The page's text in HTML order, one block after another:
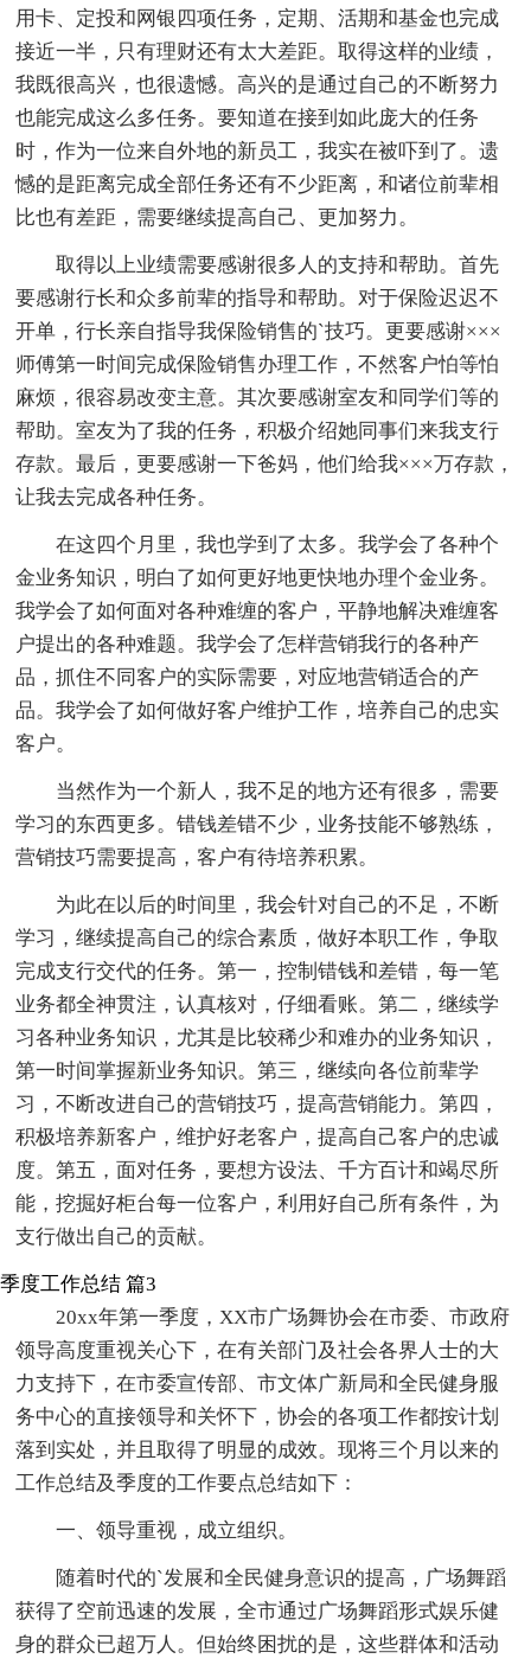
用卡、定投和网银四项任务，定期、活期和基金也完成
接近一半，只有理财还有太大差距。取得这样的业绩，
我既很高兴，也很遗憾。高兴的是通过自己的不断努力
也能完成这么多任务。要知道在接到如此庞大的任务
时，作为一位来自外地的新员工，我实在被吓到了。遗
憾的是距离完成全部任务还有不少距离，和诸位前辈相
比也有差距，需要继续提高自己、更加努力。
取得以上业绩需要感谢很多人的支持和帮助。首先
要感谢行长和众多前辈的指导和帮助。对于保险迟迟不
开单，行长亲自指导我保险销售的`技巧。更要感谢×××
师傅第一时间完成保险销售办理工作，不然客户怕等怕
麻烦，很容易改变主意。其次要感谢室友和同学们等的
帮助。室友为了我的任务，积极介绍她同事们来我支行
存款。最后，更要感谢一下爸妈，他们给我×××万存款，
让我去完成各种任务。
在这四个月里，我也学到了太多。我学会了各种个
金业务知识，明白了如何更好地更快地办理个金业务。
我学会了如何面对各种难缠的客户，平静地解决难缠客
户提出的各种难题。我学会了怎样营销我行的各种产
品，抓住不同客户的实际需要，对应地营销适合的产
品。我学会了如何做好客户维护工作，培养自己的忠实
客户。
当然作为一个新人，我不足的地方还有很多，需要
学习的东西更多。错钱差错不少，业务技能不够熟练，
营销技巧需要提高，客户有待培养积累。
为此在以后的时间里，我会针对自己的不足，不断
学习，继续提高自己的综合素质，做好本职工作，争取
完成支行交代的任务。第一，控制错钱和差错，每一笔
业务都全神贯注，认真核对，仔细看账。第二，继续学
习各种业务知识，尤其是比较稀少和难办的业务知识，
第一时间掌握新业务知识。第三，继续向各位前辈学
习，不断改进自己的营销技巧，提高营销能力。第四，
积极培养新客户，维护好老客户，提高自己客户的忠诚
度。第五，面对任务，要想方设法、千方百计和竭尽所
能，挖掘好柜台每一位客户，利用好自己所有条件，为
支行做出自己的贡献。
季度工作总结 篇3
20xx年第一季度，XX市广场舞协会在市委、市政府
领导高度重视关心下，在有关部门及社会各界人士的大
力支持下，在市委宣传部、市文体广新局和全民健身服
务中心的直接领导和关怀下，协会的各项工作都按计划
落到实处，并且取得了明显的成效。现将三个月以来的
工作总结及季度的工作要点总结如下：
一、领导重视，成立组织。
随着时代的`发展和全民健身意识的提高，广场舞蹈
获得了空前迅速的发展，全市通过广场舞蹈形式娱乐健
身的群众已超万人。但始终困扰的是，这些群体和活动